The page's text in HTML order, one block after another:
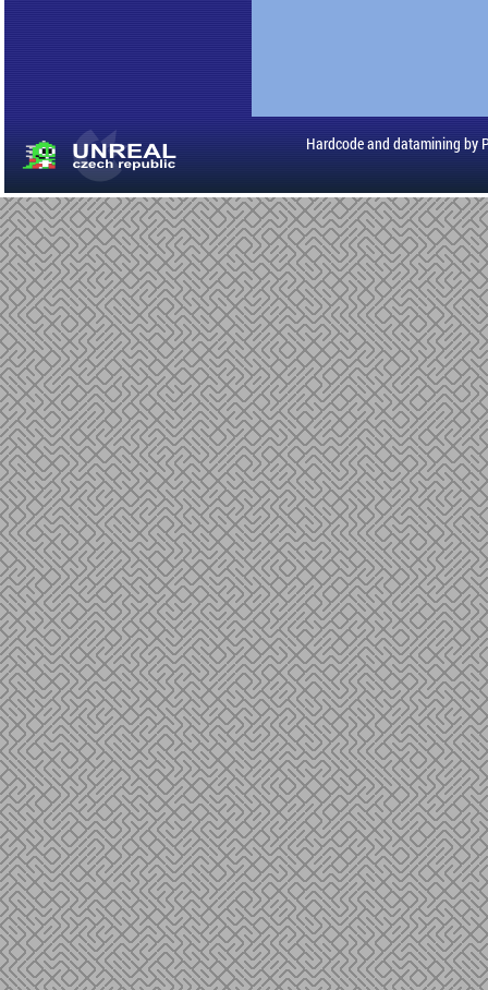
Hardcode and datamining by